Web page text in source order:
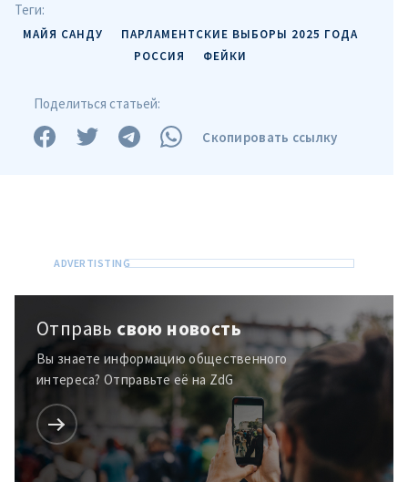
Теги:
МАЙЯ САНДУ
ПАРЛАМЕНТСКИЕ ВЫБОРЫ 2025 ГОДА
РОССИЯ
ФЕЙКИ
Поделиться статьей:
Скопировать ссылку
Отправь свою новость
Вы знаете информацию общественного
интереса? Отправьте её на ZdG